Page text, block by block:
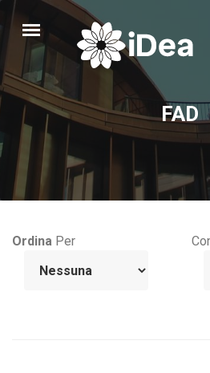
FAD
Ordina Per